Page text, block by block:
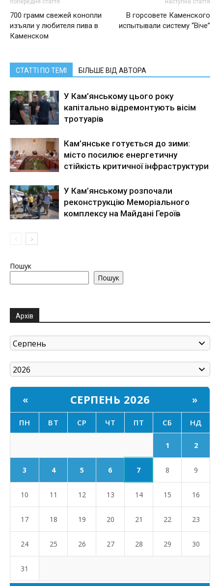
попередня стаття
700 грамм свежей конопли
изъяли у любителя пива в
Каменском
наступна стаття
В горсовете Каменского
испытывали систему “Віче”
СТАТТІ ПО ТЕМІ БІЛЬШЕ ВІД АВТОРА
У Кам’янському цього року
капітально відремонтують вісім
тротуарів
Кам’янське готується до зими:
місто посилює енергетичну
стійкість критичної інфраструктури
У Кам’янському розпочали
реконструкцію Меморіального
комплексу на Майдані Героїв
Пошук
Пошук
Архів
« СЕРПЕНЬ 2026 »
ПН ВТ СР ЧТ ПТ СБ НД
1 2
3 4 5 6 7 8 9
10 11 12 13 14 15 16
17 18 19 20 21 22 23
24 25 26 27 28 29 30
31